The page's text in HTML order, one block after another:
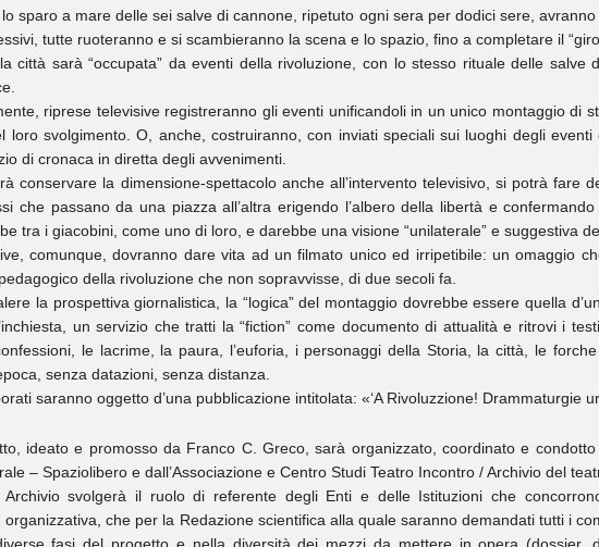
lo sparo a mare delle sei salve di cannone, ripetuto ogni sera per dodici sere,
tutte ruoteranno e si scambieranno la scena e lo spazio, fino a completare il
città sarà “occupata” da eventi della rivoluzione, con lo stesso rituale delle
riprese televisive registreranno gli eventi unificandoli in un unico montaggio di
loro svolgimento. O, anche, costruiranno, con inviati speciali sui luoghi degli
di cronaca in diretta degli avvenimenti.
conservare la dimensione-spettacolo anche all’intervento televisivo, si potrà fare
che passano da una piazza all’altra erigendo l’albero della libertà e
tra i giacobini, come uno di loro, e darebbe una visione “unilaterale” e suggestiva
comunque, dovranno dare vita ad un filmato unico ed irripetibile: un omaggio
della rivoluzione che non sopravvisse, di due secoli fa.
la prospettiva giornalistica, la “logica” del montaggio dovrebbe essere quella
un servizio che tratti la “fiction” come documento di attualità e ritrovi i
le lacrime, la paura, l’euforia, i personaggi della Storia, la città, le
senza datazioni, senza distanza.
saranno oggetto d’una pubblicazione intitolata: «‘A Rivoluzzione! Drammaturgie
ideato e promosso da Franco C. Greco, sarà organizzato, coordinato e
– Spaziolibero e dall’Associazione e Centro Studi Teatro Incontro / Archivio del
svolgerà il ruolo di referente degli Enti e delle Istituzioni che
che per la Redazione scientifica alla quale saranno demandati tutti i